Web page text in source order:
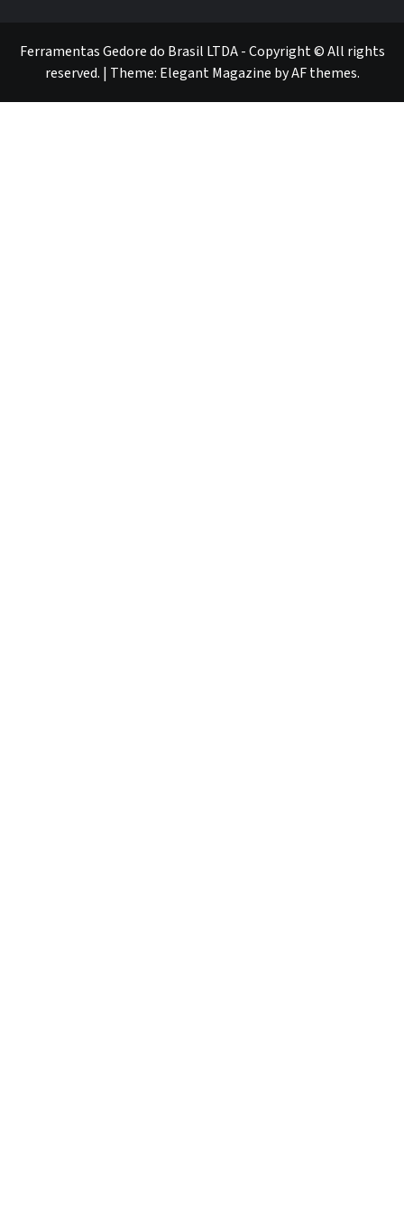
Ferramentas Gedore do Brasil LTDA - Copyright © All rights
reserved. | Theme: Elegant Magazine byAF themes.